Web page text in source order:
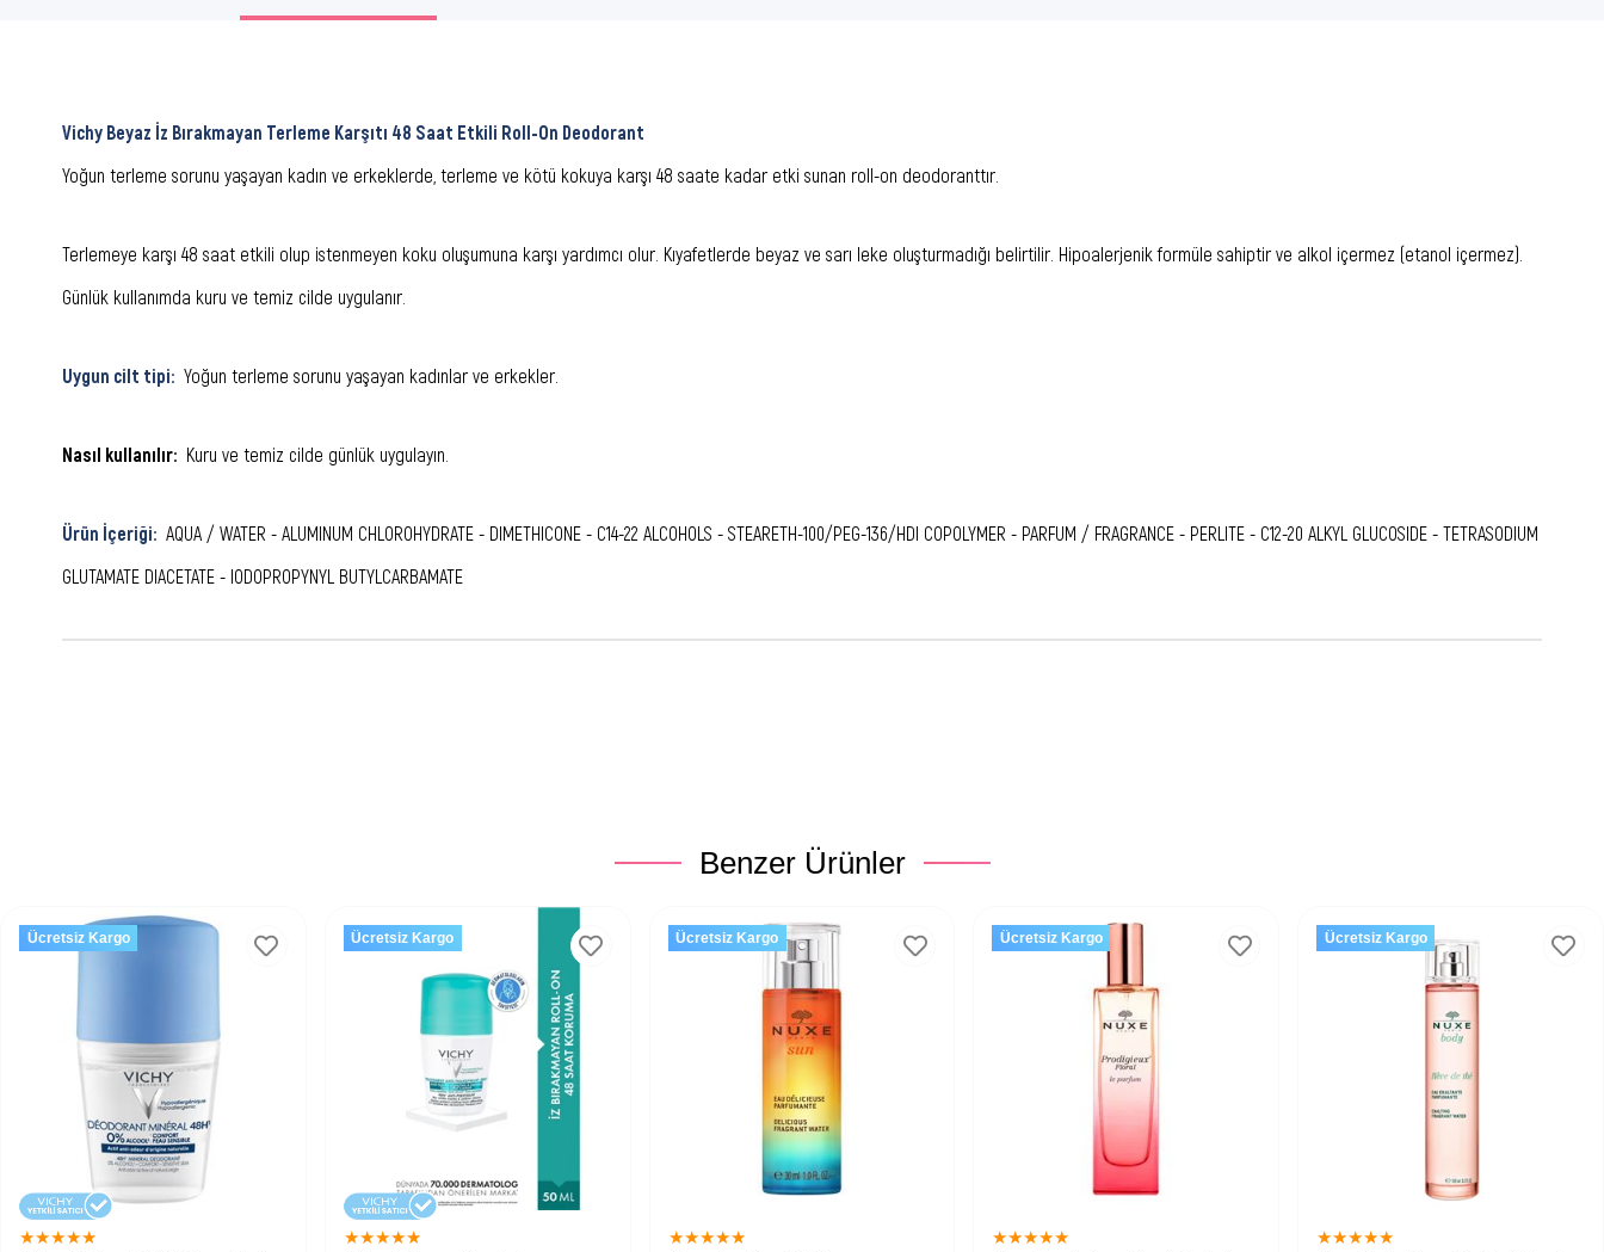
Vichy Beyaz İz Bırakmayan Terleme Karşıtı 48 Saat Etkili Roll-On Deodorant
Yoğun terleme sorunu yaşayan kadın ve erkeklerde, terleme ve kötü kokuya karşı 48 saate kadar etki sunan roll-on deodoranttır.
Terlemeye karşı 48 saat etkili olup istenmeyen koku oluşumuna karşı yardımcı olur. Kıyafetlerde beyaz ve sarı leke oluşturmadığı belirtilir. Hipoalerjenik formüle sahiptir ve alkol içermez (etanol içermez).
Günlük kullanımda kuru ve temiz cilde uygulanır.
Uygun cilt tipi: Yoğun terleme sorunu yaşayan kadınlar ve erkekler.
Nasıl kullanılır: Kuru ve temiz cilde günlük uygulayın.
Ürün İçeriği: AQUA / WATER - ALUMINUM CHLOROHYDRATE - DIMETHICONE - C14-22 ALCOHOLS - STEARETH-100/PEG-136/HDI COPOLYMER - PARFUM / FRAGRANCE - PERLITE - C12-20 ALKYL GLUCOSIDE - TETRASODIUM
GLUTAMATE DIACETATE - IODOPROPYNYL BUTYLCARBAMATE
Benzer Ürünler
★★★★★
Ücretsiz Kargo
★★★★★
Ücretsiz Kargo
★★★★★
Ücretsiz Kargo
★★★★★
Ücretsiz Kargo
★★★★★
Ücretsiz Kargo